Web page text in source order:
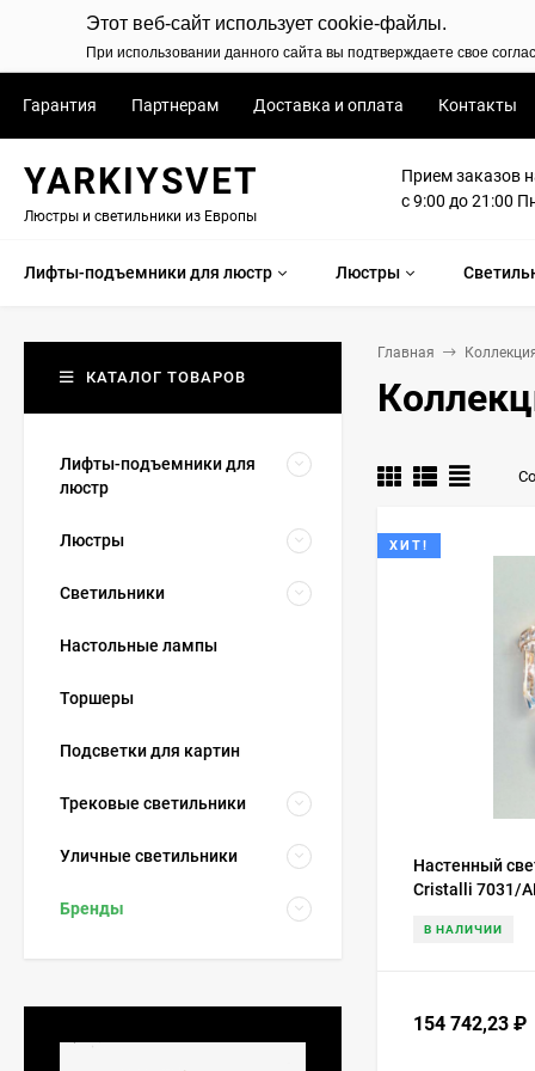
Этот веб-сайт использует cookie-файлы.
При использовании данного сайта вы подтверждаете свое
Гарантия Партнерам Доставка и оплата Контакты
YARKIYSVET
Люстры и светильники из Европы
Прием заказов
с 9:00 до 21:00
Лифты-подъемники для люстр Люстры
Главная
ХИТ!
Настенный
Cristalli 7031/
В НАЛИЧИИ
154 742,23 ₽
КАТАЛОГ ТОВАРОВ
Лифты-подъемники для
люстр
Люстры
Светильники
Настольные лампы
Торшеры
Подсветки для картин
Трековые светильники
Уличные светильники
Бренды